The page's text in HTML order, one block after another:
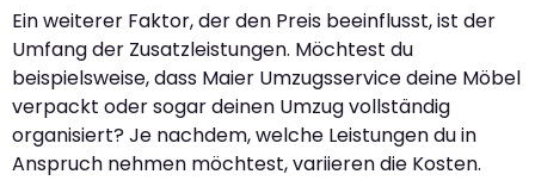
Ein weiterer Faktor, der den Preis beeinflusst, ist der
Umfang der Zusatzleistungen. Möchtest du
beispielsweise, dass Maier Umzugsservice deine Möbel
verpackt oder sogar deinen Umzug vollständig
organisiert? Je nachdem, welche Leistungen du in
Anspruch nehmen möchtest, variieren die Kosten.